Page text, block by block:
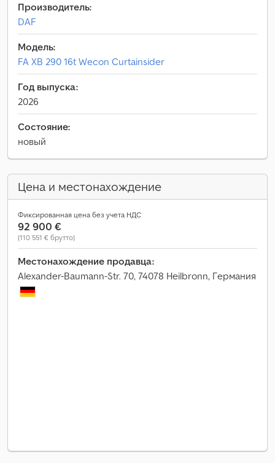
Производитель:
DAF
Модель:
FA XB 290 16t Wecon Curtainsider
Год выпуска:
2026
Состояние:
новый
Цена и местонахождение
Фиксированная цена без учета НДС
92 900 €
(110 551 € брутто)
Местонахождение продавца:
Alexander-Baumann-Str. 70, 74078 Heilbronn, Германия